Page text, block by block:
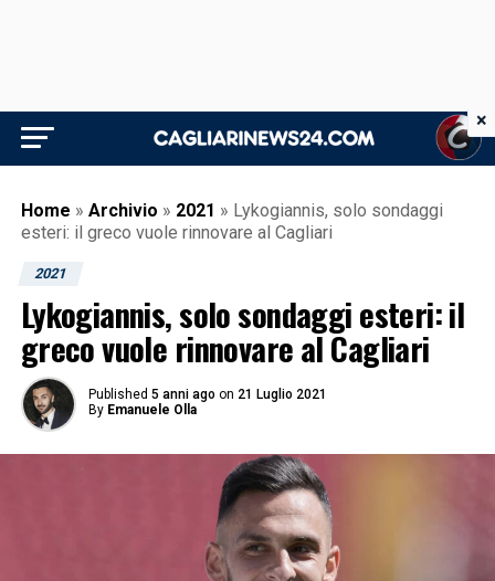
Home » Archivio » 2021 » Lykogiannis, solo sondaggi
esteri: il greco vuole rinnovare al Cagliari
2021
Lykogiannis, solo sondaggi esteri: il
greco vuole rinnovare al Cagliari
Published 5 anni ago on 21 Luglio 2021
By Emanuele Olla
×